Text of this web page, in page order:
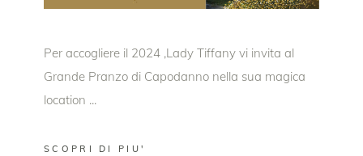
Per accogliere il 2024 ,Lady Tiffany vi invita al
Grande Pranzo di Capodanno nella sua magica
location
SCOPRI DI PIU'